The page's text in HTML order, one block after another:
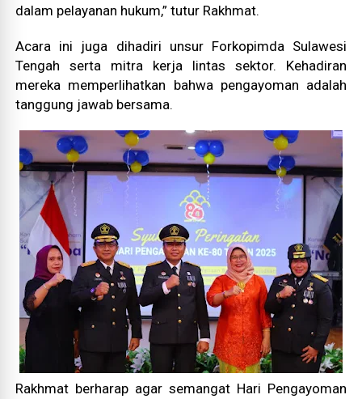
dalam pelayanan hukum,” tutur Rakhmat.
Acara ini juga dihadiri unsur Forkopimda Sulawesi
Tengah serta mitra kerja lintas sektor. Kehadiran
mereka memperlihatkan bahwa pengayoman adalah
tanggung jawab bersama.
Rakhmat berharap agar semangat Hari Pengayoman